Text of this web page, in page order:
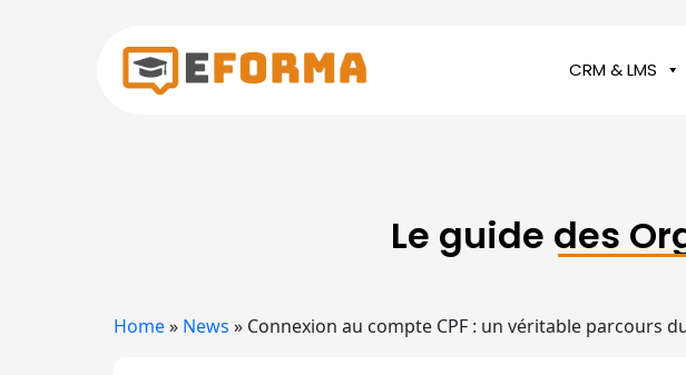
CRM & LMS
Le guide des
Home» News » Connexion au compte CPF : un véritable parcours